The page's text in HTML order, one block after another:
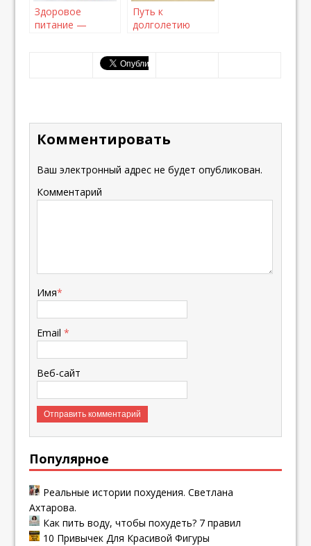
Здоровое
питание —
Путь к
долголетию
Комментировать
Ваш электронный адрес не будет опубликован.
Комментарий
Имя*
Email*
Веб-сайт
Популярное
Реальные истории похудения. Светлана
Ахтарова.
Как пить воду, чтобы похудеть? 7 правил
10 Привычек Для Красивой Фигуры